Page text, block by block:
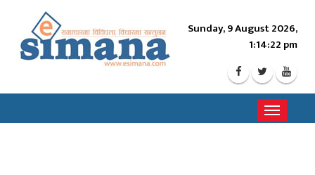
Sunday, 9 August 2026,
1:14:24 pm
Toggle